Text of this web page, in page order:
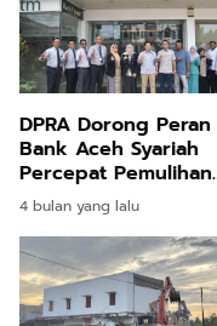
DPRA Dorong Peran
Bank Aceh Syariah
Percepat Pemulihan
Ekonomi Aceh Timur
4 bulan yang lalu